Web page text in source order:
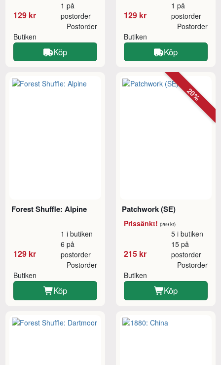
129 kr
1 på
postorder
Butiken
Postorder
Köp
129 kr
1 på
postorder
Butiken
Postorder
Köp
Forest Shuffle: Alpine
129 kr
1 i butiken
6 på
postorder
Butiken
Postorder
Köp
Patchwork (SE)
Prissänkt! (269 kr)
215 kr
5 i butiken
15 på
postorder
Butiken
Postorder
Köp
20%